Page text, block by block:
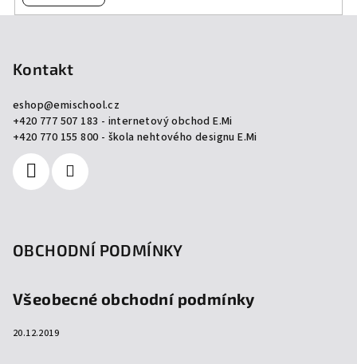
Kontakt
eshop@emischool.cz
+420 777 507 183 - internetový obchod E.Mi
+420 770 155 800 - škola nehtového designu E.Mi
OBCHODNÍ PODMÍNKY
Všeobecné obchodní podmínky
20.12.2019